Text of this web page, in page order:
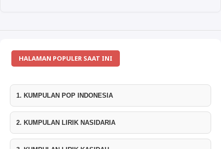
HALAMAN POPULER SAAT INI
1. KUMPULAN POP INDONESIA
2. KUMPULAN LIRIK NASIDARIA